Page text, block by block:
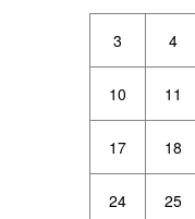
3 4
10 11
17 18
24 25